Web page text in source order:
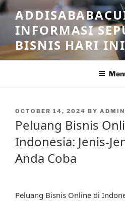
Skip
to
contentINFORMASI
BISNIS HARI INI
POSTED
OCTOBER 14, 2024 BY
Peluang Bisnis
Indonesia: Jenis-
Anda Coba
Peluang Bisnis Online di